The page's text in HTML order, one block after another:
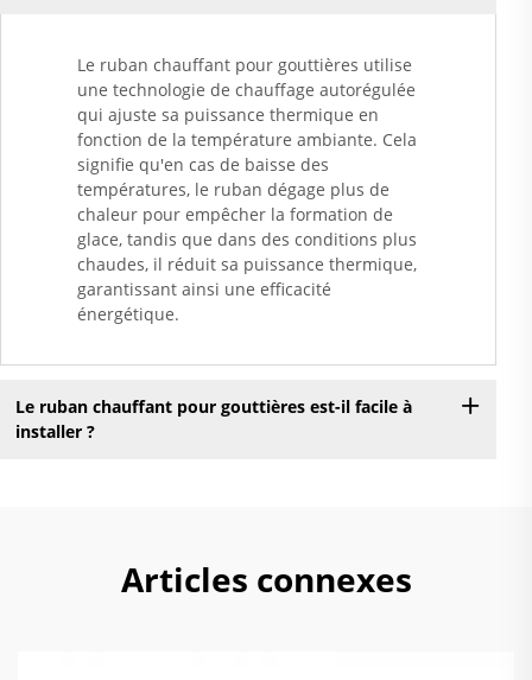
Le ruban chauffant pour gouttières utilise
une technologie de chauffage autorégulée
qui ajuste sa puissance thermique en
fonction de la température ambiante. Cela
signifie qu'en cas de baisse des
températures, le ruban dégage plus de
chaleur pour empêcher la formation de
glace, tandis que dans des conditions plus
chaudes, il réduit sa puissance thermique,
garantissant ainsi une efficacité
énergétique.
Le ruban chauffant pour gouttières est-il facile à
installer ?
Articles connexes